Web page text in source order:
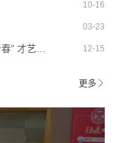
10-16
03-23
12-15
更多